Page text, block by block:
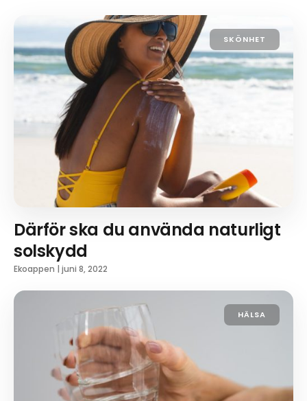
SKÖNHET
Därför ska du använda naturligt
solskydd
Ekoappen | juni 8, 2022
HÄLSA